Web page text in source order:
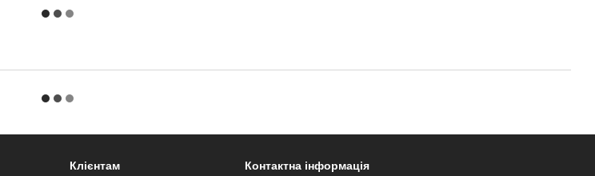
Клієнтам Контактна інформація